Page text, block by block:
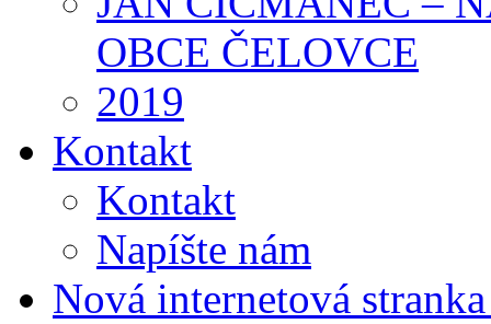
OBCE ČELOVCE
2019
Kontakt
Kontakt
Napíšte nám
Nová internetová